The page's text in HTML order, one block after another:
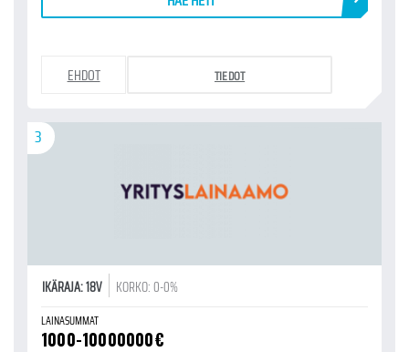
EHDOT TIEDOT
3
IKÄRAJA: 18V KORKO: 0-0%
LAINASUMMAT
1000-10000000€